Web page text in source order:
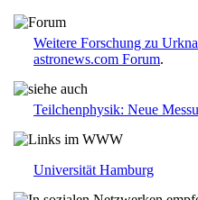
Weitere Forschung zu
astronews.com Forum.
Teilchenphysik: Neue
Universität Hamburg